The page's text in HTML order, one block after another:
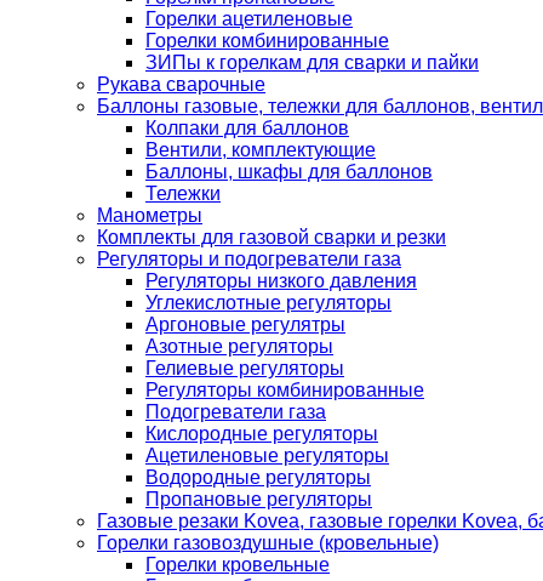
Горелки ацетиленовые
Горелки комбинированные
ЗИПы к горелкам для сварки и пайки
Рукава сварочные
Баллоны газовые, тележки для баллонов,
Колпаки для баллонов
Вентили, комплектующие
Баллоны, шкафы для баллонов
Тележки
Манометры
Комплекты для газовой сварки и резки
Регуляторы и подогреватели газа
Регуляторы низкого давления
Углекислотные регуляторы
Аргоновые регулятры
Азотные регуляторы
Гелиевые регуляторы
Регуляторы комбинированные
Подогреватели газа
Кислородные регуляторы
Ацетиленовые регуляторы
Водородные регуляторы
Пропановые регуляторы
Газовые резаки Kovea, газовые горелки Kovea,
Горелки газовоздушные (кровельные)
Горелки кровельные